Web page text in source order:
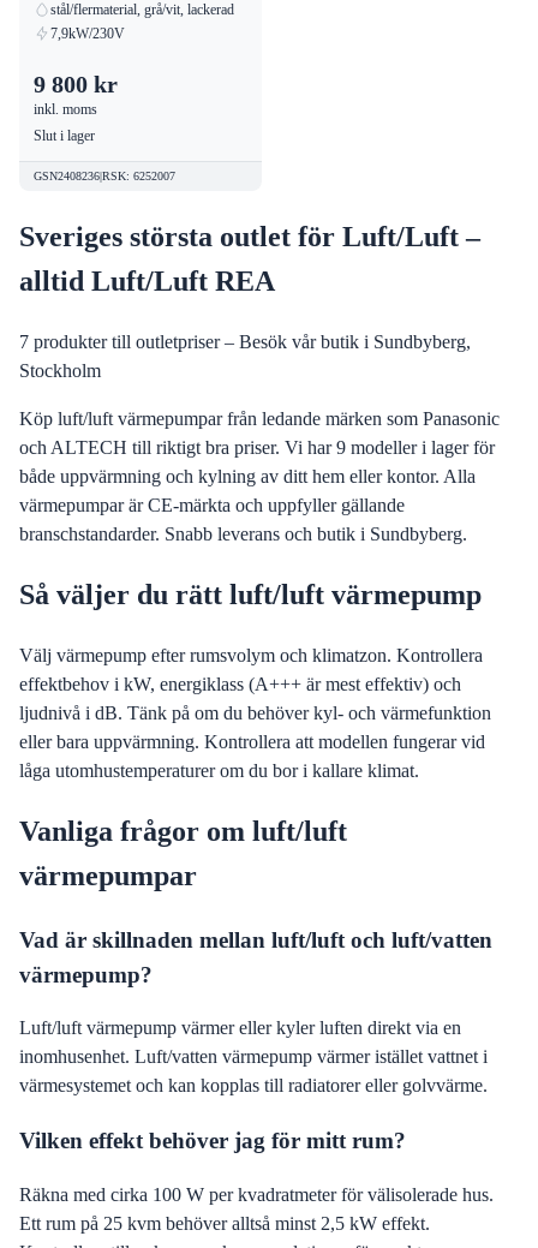
stål/flermaterial, grå/vit, lackerad
7,9kW/230V
9 800 kr
inkl. moms
Slut i lager
GSN2408236|RSK: 6252007
Sveriges största outlet för Luft/Luft –
alltid Luft/Luft REA
7 produkter till outletpriser – Besök vår butik i Sundbyberg,
Stockholm
Köp luft/luft värmepumpar från ledande märken som Panasonic
och ALTECH till riktigt bra priser. Vi har 9 modeller i lager för
både uppvärmning och kylning av ditt hem eller kontor. Alla
värmepumpar är CE-märkta och uppfyller gällande
branschstandarder. Snabb leverans och butik i Sundbyberg.
Så väljer du rätt luft/luft värmepump
Välj värmepump efter rumsvolym och klimatzon. Kontrollera
effektbehov i kW, energiklass (A+++ är mest effektiv) och
ljudnivå i dB. Tänk på om du behöver kyl- och värmefunktion
eller bara uppvärmning. Kontrollera att modellen fungerar vid
låga utomhustemperaturer om du bor i kallare klimat.
Vanliga frågor om luft/luft
värmepumpar
Vad är skillnaden mellan luft/luft och luft/vatten
värmepump?
Luft/luft värmepump värmer eller kyler luften direkt via en
inomhusenhet. Luft/vatten värmepump värmer istället vattnet i
värmesystemet och kan kopplas till radiatorer eller golvvärme.
Vilken effekt behöver jag för mitt rum?
Räkna med cirka 100 W per kvadratmeter för välisolerade hus.
Ett rum på 25 kvm behöver alltså minst 2,5 kW effekt.